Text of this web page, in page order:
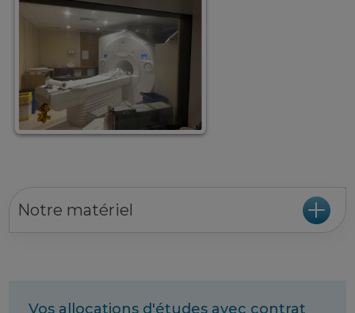
Notre matériel
Vos allocations d'études avec contrat